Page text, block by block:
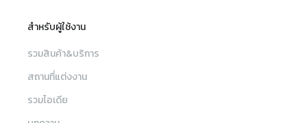
สำหรับผู้ใช้งาน
รวมสินค้า&บริการ
สถานที่แต่งงาน
รวมไอเดีย